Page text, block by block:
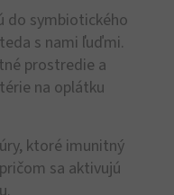
do symbiotického
s nami ľuďmi.
prostredie a
na oplátku
ktoré imunitný
sa aktivujú